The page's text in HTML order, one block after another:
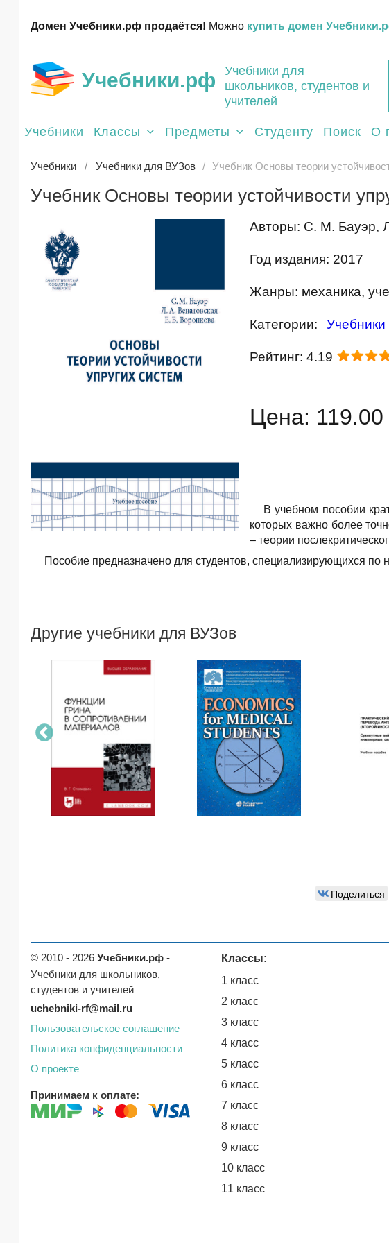
Домен Учебники.рф продаётся! Можно купить домен
Учебники.рф
Учебники для
школьников, студентов и
учителей
Учебники Классы Предметы Студенту Поиск О
Учебники Учебники для ВУЗов Учебник Основы теории
Учебник Основы теории устойчивости
Авторы: С. М. Бауэр,
Год издания: 2017
Жанры: механика,
Категории:
Рейтинг: 4.19
Цена: 119.00
В учебном пособии
которых важно более
– теории
Пособие предназначено для студентов, специализирующихся по
Другие учебники для ВУЗов
Поделиться
© 2010 - 2026 Учебники.рф -
Учебники для школьников,
студентов и учителей
uchebniki-rf@mail.ru
Пользовательское соглашение
Политика конфиденциальности
О проекте
Принимаем к оплате:
Классы:
1 класс
2 класс
3 класс
4 класс
5 класс
6 класс
7 класс
8 класс
9 класс
10 класс
11 класс